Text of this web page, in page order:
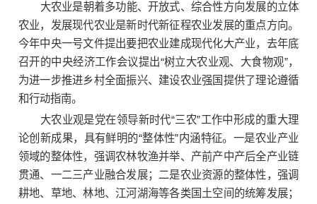
大农业是朝着多功能、开放式、综合性方向发展的立体
农业，发展现代农业是新时代新征程农业发展的重点方向。
今年中央一号文件提出要把农业建成现代化大产业，去年底
召开的中央经济工作会议提出“树立大农业观、大食物观”，
为进一步推进乡村全面振兴、建设农业强国提供了理论遵循
和行动指南。
大农业观是党在领导新时代“三农”工作中形成的重大理
论创新成果，具有鲜明的“整体性”内涵特征。一是农业产业
领域的整体性，强调农林牧渔并举、产前产中产后全产业链
贯通、一二三产业融合发展；二是农业资源的整体性，强调
耕地、草地、林地、江河湖海等各类国土空间的统筹发展；